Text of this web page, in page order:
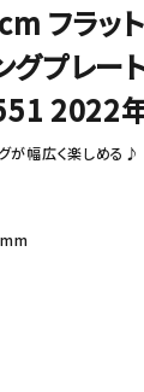
フラッ
グプレー
2022
が幅広く楽しめる♪